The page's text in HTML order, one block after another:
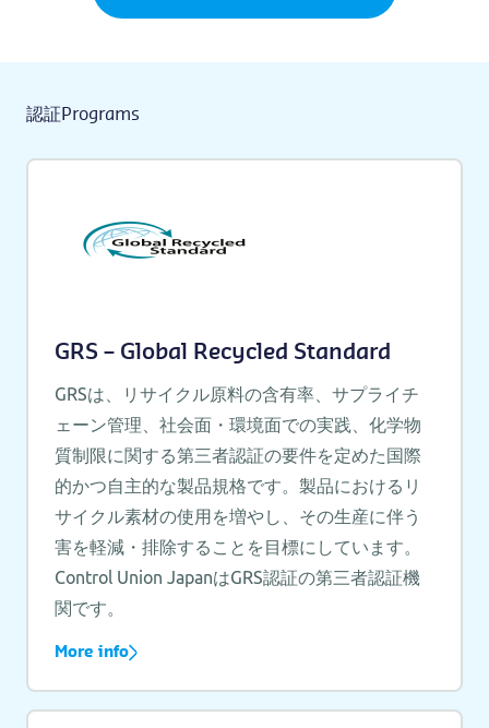
認証Programs
GRS – Global Recycled Standard
GRSは、リサイクル原料の含有率、サプライチ
ェーン管理、社会面・環境面での実践、化学物
質制限に関する第三者認証の要件を定めた国際
的かつ自主的な製品規格です。製品におけるリ
サイクル素材の使用を増やし、その生産に伴う
害を軽減・排除することを目標にしています。
Control Union JapanはGRS認証の第三者認証機
関です。
More info